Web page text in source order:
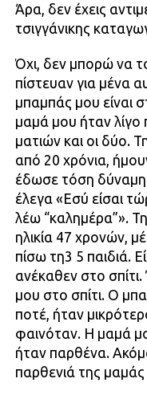
Άρα, δεν έχεις
τσιγγάνικης
Όχι, δεν μπορώ να
πίστευαν για μένα
μπαμπάς μου είναι
μαμά μου ήταν λίγο
ματιών και οι δύο.
από 20 χρόνια,
έδωσε τόση
έλεγα «Εσύ είσαι
λέω “καλημέρα”».
ηλικία 47 χρονών,
πίσω τη3 5 παιδιά.
ανέκαθεν στο
μου στο σπίτι. Ο
ποτέ, ήταν
φαινόταν. Η μαμά
ήταν παρθένα.
παρθενιά της